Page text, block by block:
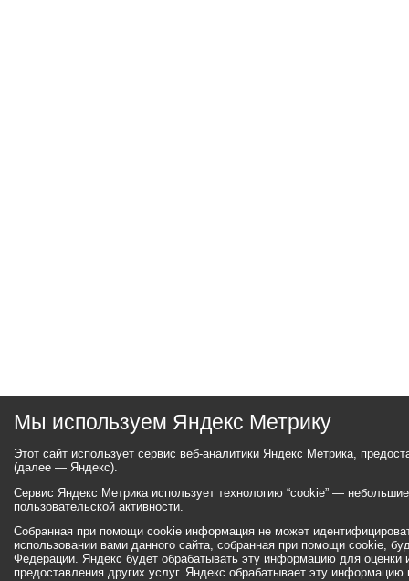
Мы используем Яндекс Метрику
Этот сайт использует сервис веб-аналитики Яндекс Метрика,
(далее — Яндекс).
Сервис Яндекс Метрика использует технологию “cookie” —
пользовательской активности.
Собранная при помощи cookie информация не может
использовании вами данного сайта, собранная при помощи cookie,
Федерации. Яндекс будет обрабатывать эту информацию для оценки
предоставления других услуг. Яндекс обрабатывает эту